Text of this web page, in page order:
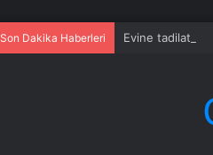
Son Dakika Haberleri Evine tadilat